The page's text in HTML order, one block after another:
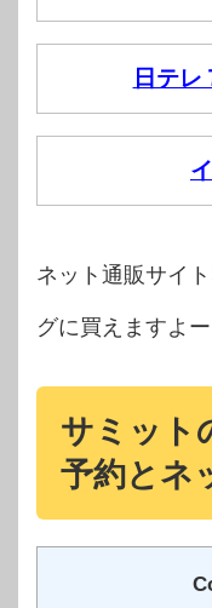
日テ
ネット通販サイト
グに買えますよー
サミット
予約とネ